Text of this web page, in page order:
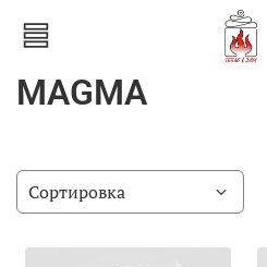
MAGMA